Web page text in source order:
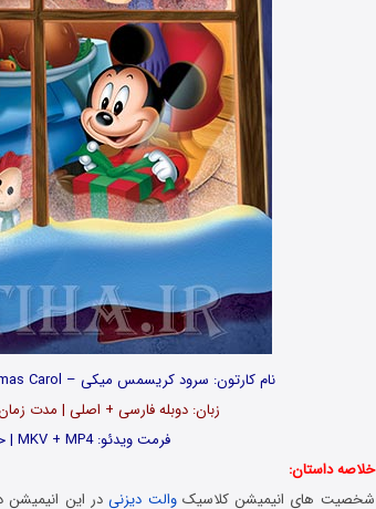
نام کارتون: سرود کریسمس میکی – Mickey’s Christmas Carol | تاریخ انتشار: سال 1983
زبان: دوبله فارسی + اصلی | مدت زمان: 25 دقیقه | محصول کشور
فرمت ویدئو: MKV + MP4 | حجم: 403 + 213 مگابایت
خلاصه داستان:
شخصیت های انیمیشن کلاسیکوالت دیزنیدر این انیمیشن